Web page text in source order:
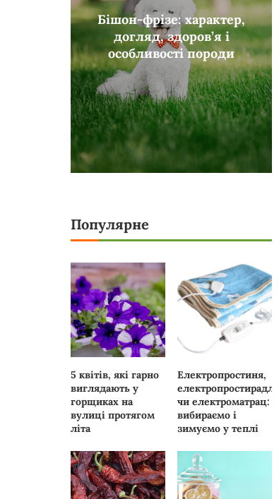
Бішон-фрізе: характер,
догляд, здоров’я і
особливості породи
Популярне
5 квітів, які гарно
виглядають у
горщиках на
вулиці протягом
літа
Електропростиня,
чи електроматрац:
вибираємо і
зимуємо у теплі